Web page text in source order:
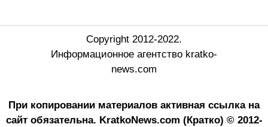
Copyright 2012-2022.
Информационное агентство kratko-
news.com
При копировании материалов активная ссылка на
сайт обязательна. KratkoNews.com (Кратко) © 2012-